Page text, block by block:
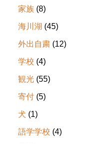
家族 (8)
海川湖 (45)
外出自粛 (12)
学校 (4)
観光 (55)
寄付 (5)
犬 (1)
語学学校 (4)